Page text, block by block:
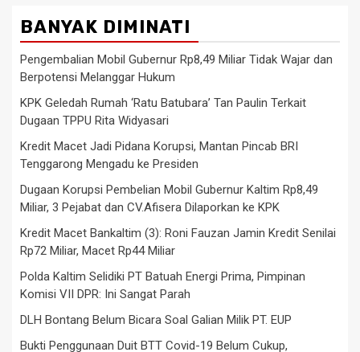
BANYAK DIMINATI
Pengembalian Mobil Gubernur Rp8,49 Miliar Tidak Wajar dan
Berpotensi Melanggar Hukum
KPK Geledah Rumah ‘Ratu Batubara’ Tan Paulin Terkait
Dugaan TPPU Rita Widyasari
Kredit Macet Jadi Pidana Korupsi, Mantan Pincab BRI
Tenggarong Mengadu ke Presiden
Dugaan Korupsi Pembelian Mobil Gubernur Kaltim Rp8,49
Miliar, 3 Pejabat dan CV.Afisera Dilaporkan ke KPK
Kredit Macet Bankaltim (3): Roni Fauzan Jamin Kredit Senilai
Rp72 Miliar, Macet Rp44 Miliar
Polda Kaltim Selidiki PT Batuah Energi Prima, Pimpinan
Komisi VII DPR: Ini Sangat Parah
DLH Bontang Belum Bicara Soal Galian Milik PT. EUP
Bukti Penggunaan Duit BTT Covid-19 Belum Cukup,